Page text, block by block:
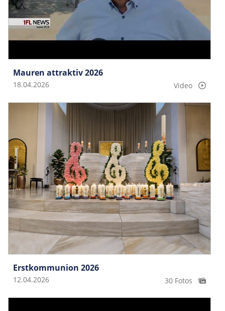
Mauren attraktiv 2026
18.04.2026 Video
Erstkommunion 2026
12.04.2026 30 Fotos